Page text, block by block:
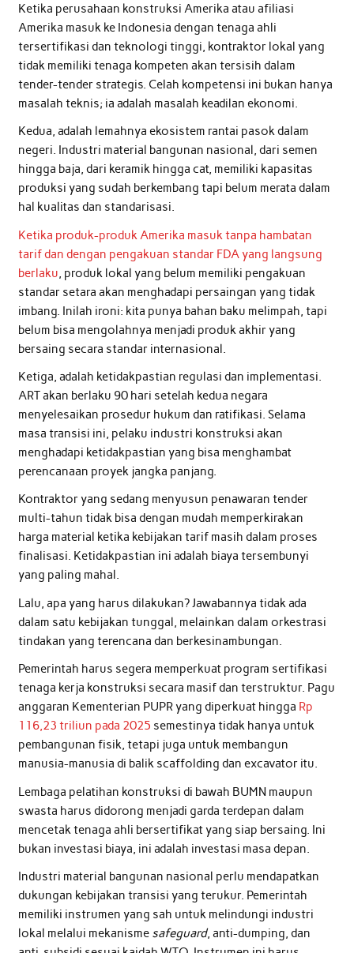
Ketika perusahaan konstruksi Amerika atau afiliasi
Amerika masuk ke Indonesia dengan tenaga ahli
tersertifikasi dan teknologi tinggi, kontraktor lokal yang
tidak memiliki tenaga kompeten akan tersisih dalam
tender-tender strategis. Celah kompetensi ini bukan hanya
masalah teknis; ia adalah masalah keadilan ekonomi.
Kedua, adalah lemahnya ekosistem rantai pasok dalam
negeri. Industri material bangunan nasional, dari semen
hingga baja, dari keramik hingga cat, memiliki kapasitas
produksi yang sudah berkembang tapi belum merata dalam
hal kualitas dan standarisasi.
Ketika produk-produk Amerika masuk tanpa hambatan
tarif dan dengan pengakuan standar FDA yang langsung
berlaku , produk lokal yang belum memiliki pengakuan
standar setara akan menghadapi persaingan yang tidak
imbang. Inilah ironi: kita punya bahan baku melimpah, tapi
belum bisa mengolahnya menjadi produk akhir yang
bersaing secara standar internasional.
Ketiga, adalah ketidakpastian regulasi dan implementasi.
ART akan berlaku 90 hari setelah kedua negara
menyelesaikan prosedur hukum dan ratifikasi. Selama
masa transisi ini, pelaku industri konstruksi akan
menghadapi ketidakpastian yang bisa menghambat
perencanaan proyek jangka panjang.
Kontraktor yang sedang menyusun penawaran tender
multi-tahun tidak bisa dengan mudah memperkirakan
harga material ketika kebijakan tarif masih dalam proses
finalisasi. Ketidakpastian ini adalah biaya tersembunyi
yang paling mahal.
Lalu, apa yang harus dilakukan? Jawabannya tidak ada
dalam satu kebijakan tunggal, melainkan dalam orkestrasi
tindakan yang terencana dan berkesinambungan.
Pemerintah harus segera memperkuat program sertifikasi
tenaga kerja konstruksi secara masif dan terstruktur. Pagu
anggaran Kementerian PUPR yang diperkuat hingga Rp
116,23 triliun pada 2025 semestinya tidak hanya untuk
pembangunan fisik, tetapi juga untuk membangun
manusia-manusia di balik scaffolding dan excavator itu.
Lembaga pelatihan konstruksi di bawah BUMN maupun
swasta harus didorong menjadi garda terdepan dalam
mencetak tenaga ahli bersertifikat yang siap bersaing. Ini
bukan investasi biaya, ini adalah investasi masa depan.
Industri material bangunan nasional perlu mendapatkan
dukungan kebijakan transisi yang terukur. Pemerintah
memiliki instrumen yang sah untuk melindungi industri
lokal melalui mekanisme safeguard, anti-dumping, dan